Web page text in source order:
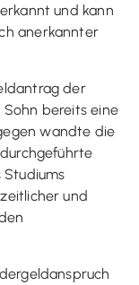
und kann
anerkannter
der
bereits eine
wandte die
Studiums
und